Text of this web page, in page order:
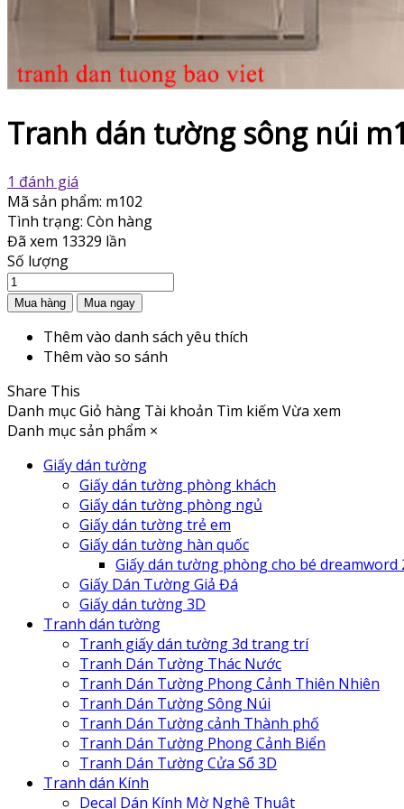
Tranh dán tường sông núi
1 đánh giá
Mã sản phẩm: m102
Tình trạng: Còn hàng
Đã xem 13329 lần
Số lượng
Thêm vào danh sách yêu thích
Thêm vào so sánh
Share This
Danh mụcGiỏ hàng Tài khoản Tìm kiếm Vừa xem
Danh mục sản phẩm ×
Giấy dán tường
Giấy dán tường phòng khách
Giấy dán tường phòng ngủ
Giấy dán tường trẻ em
Giấy dán tường hàn quốc
Giấy dán tường phòng cho bé dreamword
Giấy Dán Tường Giả Đá
Giấy dán tường 3D
Tranh dán tường
Tranh giấy dán tường 3d trang trí
Tranh Dán Tường Thác Nước
Tranh Dán Tường Phong Cảnh Thiên Nhiên
Tranh Dán Tường Sông Núi
Tranh Dán Tường cảnh Thành phố
Tranh Dán Tường Phong Cảnh Biển
Tranh Dán Tường Cửa Sổ 3D
Tranh dán Kính
Decal Dán Kính Mờ Nghệ Thuật